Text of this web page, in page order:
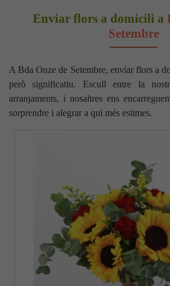
Enviar flors a domicili a
Setembre
A Bda Onze de Setembre, enviar flors a
però significatiu. Escull entre la
arranjaments, i nosaltres ens
sorprendre i alegrar a qui més estimes.